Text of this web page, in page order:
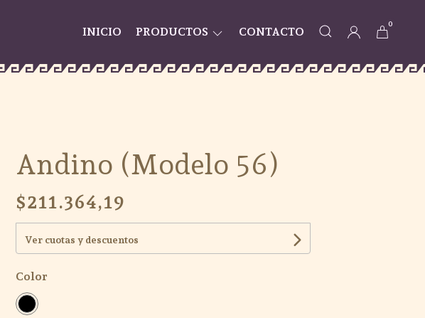
INICIO PRODUCTOS CONTACTO
0
Andino (Modelo 56)
$211.364,19
Ver cuotas y descuentos
Color